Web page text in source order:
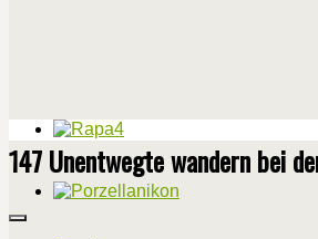
147 Unentwegte wandern bei